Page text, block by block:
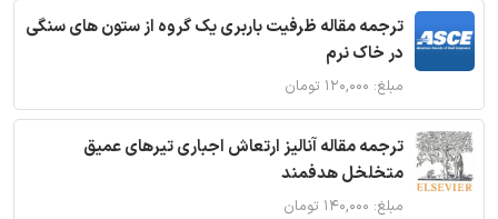
ترجمه مقاله ظرفیت باربری یک گروه از ستون های سنگی
در خاک نرم
مبلغ: ۱۲۰,۰۰۰ تومان
ترجمه مقاله آنالیز ارتعاش اجباری تیرهای عمیق
متخلخل هدفمند
مبلغ: ۱۴۰,۰۰۰ تومان